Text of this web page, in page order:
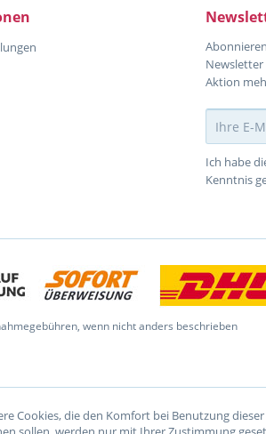
Newsletter
Aktion
Ich habe
Kenntnis
wenn nicht anders beschrieben
Cookies, die den Komfort bei Benutzung dieser